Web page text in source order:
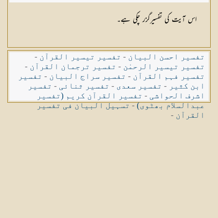
اس آیت کی تفسیرگزر چکی ہے۔
تفسیر احسن البیان - تفسیر تیسیر القرآن -
تفسیر تیسیر الرحمٰن - تفسیر ترجمان القرآن -
تفسیر فہم القرآن - تفسیر سراج البیان - تفسیر
ابن کثیر - تفسیر سعدی - تفسیر ثنائی - تفسیر
اشرف الحواشی - تفسیر القرآن کریم (تفسیر
عبدالسلام بھٹوی)-تسہیل البیان فی تفسیر
القرآن -